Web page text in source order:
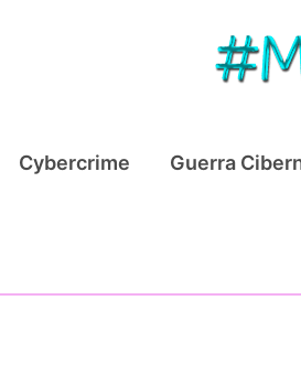
Cybercrime Guerra